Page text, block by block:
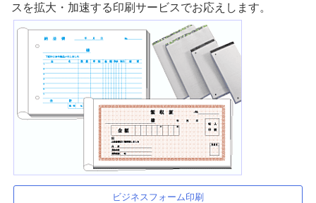
スを拡大・加速する印刷サービスでお応えします。
ビジネスフォーム印刷